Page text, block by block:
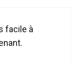
facile à